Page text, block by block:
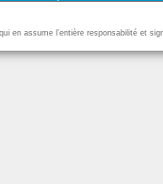
en assume l’entière responsabilité et